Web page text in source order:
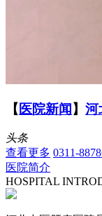
【 医院新闻】 河
头条
查看更多 0311-
医院简介
HOSPITAL